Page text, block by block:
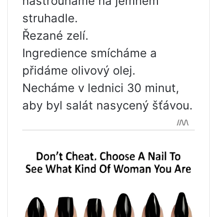
struhadle.
Řezané zelí.
Ingredience smícháme a
přidáme olivový olej.
Necháme v lednici 30 minut,
aby byl salát nasycený šťávou.